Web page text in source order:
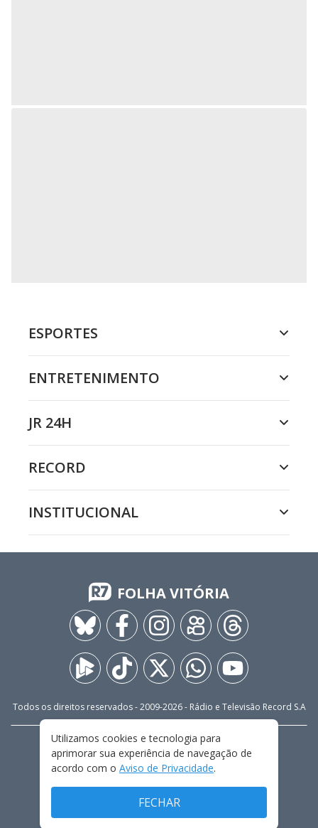
ESPORTES
ENTRETENIMENTO
JR 24H
RECORD
INSTITUCIONAL
FOLHA VITÓRIA
Todos os direitos reservados - 2009-2026- Rádio e Televisão Record S.A
FALE CONOSCO
PRIVACIDADE
TERMOS E CONDIÇÕES DE USO
Utilizamos cookies e tecnologia para
aprimorar sua experiência de navegação de
acordo com o Aviso de Privacidade.
FECHAR